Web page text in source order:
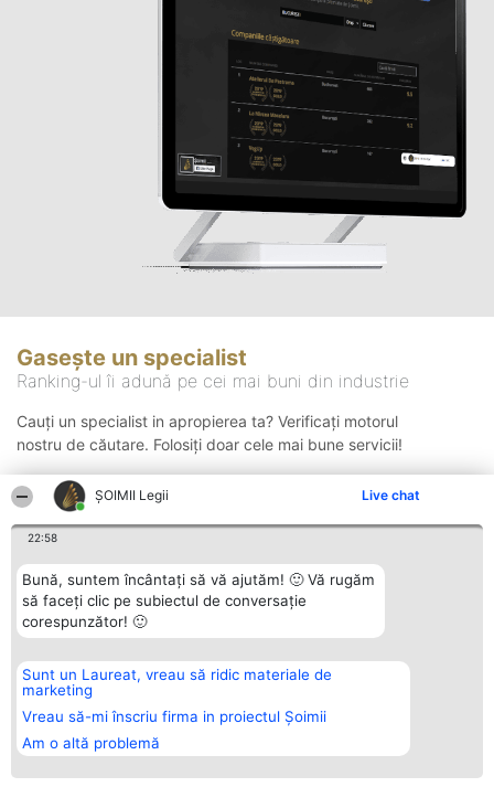
ȘOIMII Legii Live chat
22:58
Bună, suntem încântați să vă ajutăm! 🙂 Vă rugăm
să faceți clic pe subiectul de conversație
corespunzător! 🙂
Sunt un Laureat, vreau să ridic materiale de
marketing
Vreau să-mi înscriu firma in proiectul Șoimii
Am o altă problemă
Gasește un specialist
Ranking-ul îi adună pe cei mai buni din industrie
Cauți un specialist in apropierea ta? Verificați motorul
nostru de căutare. Folosiți doar cele mai bune servicii!
Organizator Ranking
BRIGHT SOLUTIONS BR SRL
Aleea Timisul De Sus 2 Bl. A30
Sc. A Et. 4 Ap. 13 Cod 061952
București
CUI 36737675
Plebiscyt
Lista Tuturor
Laureaților
Statut
Contact